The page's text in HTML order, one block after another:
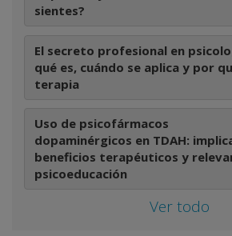
sientes?
El secreto profesional en
qué es, cuándo se aplica y por
terapia
Uso de psicofármacos
dopaminérgicos en TDAH:
beneficios terapéuticos y
psicoeducación
Ver todo